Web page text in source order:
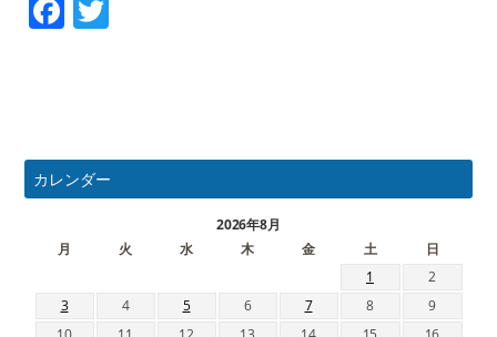
Facebook
カレンダー
2026年8月
月
火 水 木 金 土
日
1
2
3
4 5 6 7 8
9